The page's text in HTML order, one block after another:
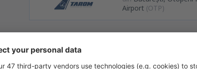
Airport (OTP)